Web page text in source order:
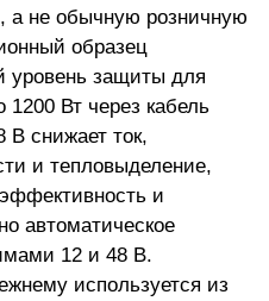
а не обычную розничную
образец
уровень защиты для
1200 Вт через кабель
В снижает ток,
и тепловыделение,
и
автоматическое
12 и 48 В.
используется из